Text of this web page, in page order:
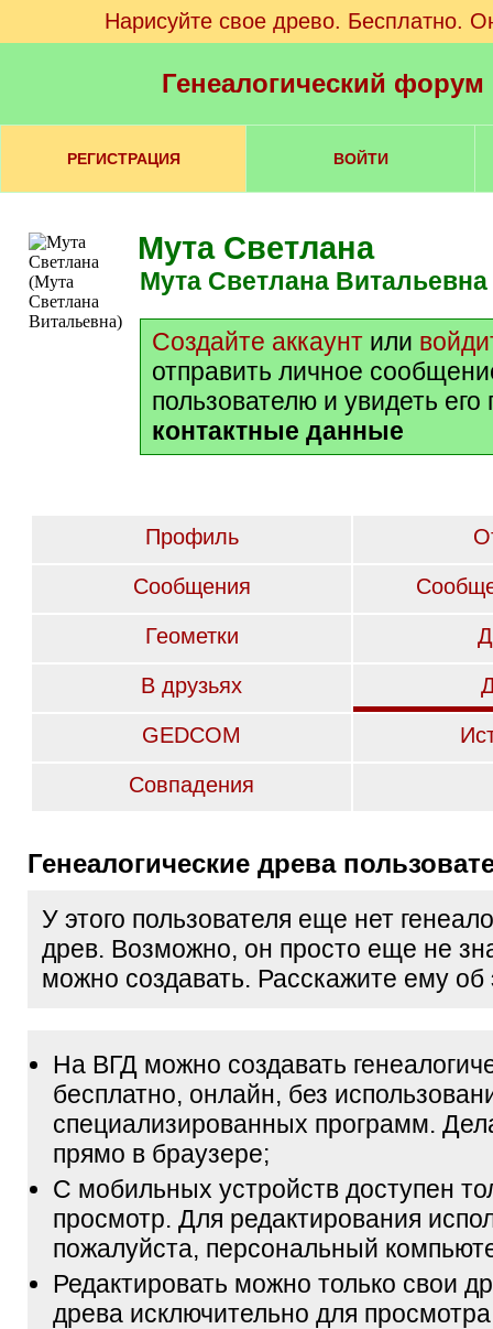
Нарисуйте свое древо. Бесплатно.
Генеалогический
РЕГИСТРАЦИЯ ВОЙТИ
Мута Светлана
Мута Светлана Витальевна
Создайте аккаунт или
отправить личное
пользователю и увидеть
контактные данные
Профиль
Сообщения
Геометки
В друзьях
GEDCOM
Совпадения
Генеалогические древа
У этого пользователя еще нет
древ. Возможно, он просто еще не
можно создавать. Расскажите ему об
На ВГД можно создавать
бесплатно, онлайн, без
специализированных программ.
прямо в браузере;
С мобильных устройств доступен
просмотр. Для редактирования
пожалуйста, персональный
Редактировать можно только свои
древа исключительно для